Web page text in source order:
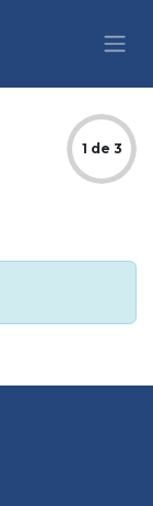
1 de 3